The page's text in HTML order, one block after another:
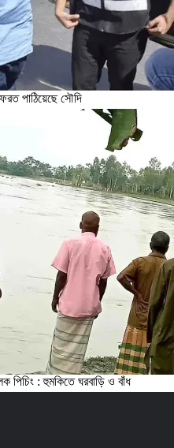
পাঠিয়েছে সৌদি
পিচিং : হুমকিতে ঘরবাড়ি ও বাঁধ